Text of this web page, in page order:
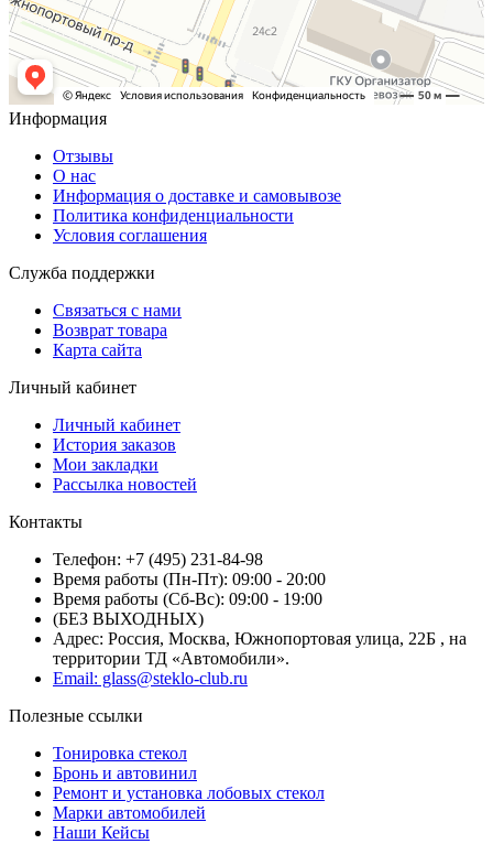
Информация
Отзывы
О нас
Информация о доставке и самовывозе
Политика конфиденциальности
Условия соглашения
Служба поддержки
Связаться с нами
Возврат товара
Карта сайта
Личный кабинет
Личный кабинет
История заказов
Мои закладки
Рассылка новостей
Контакты
Телефон: +7 (495) 231-84-98
Время работы (Пн-Пт): 09:00 - 20:00
Время работы (Сб-Вс): 09:00 - 19:00
(БЕЗ ВЫХОДНЫХ)
Адрес: Россия, Москва, Южнопортовая улица, 22Б , на
территории ТД «Автомобили».
Email: glass@steklo-club.ru
Полезные ссылки
Тонировка стекол
Бронь и автовинил
Ремонт и установка лобовых стекол
Марки автомобилей
Наши Кейсы